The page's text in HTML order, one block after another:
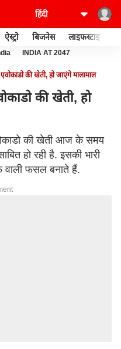
ऐस्ट्रो बिजनेस लाइफस्टाइल
INDIA AT 2047
की खेती, हो जाएंगे मालामाल
की खेती, हो
की खेती आज के समय
हो रही है. इसकी भारी
फसल बनाते हैं.